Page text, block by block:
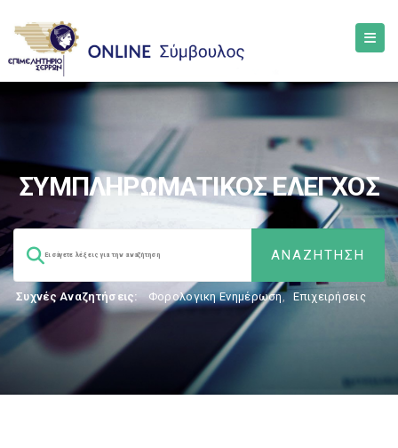
ΣΥΜΠΛΗΡΩΜΑΤΙΚΟΣ ΕΛΕΓΧΟΣ
Συχνές Αναζητήσεις: Φορολογικη Ενημέρωση, Επιχειρήσεις